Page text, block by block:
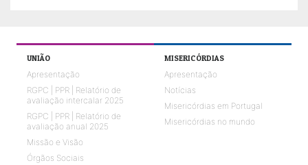
UNIÃO
Apresentação
RGPC | PPR | Relatório de
avaliação intercalar 2025
RGPC | PPR | Relatório de
avaliação anual 2025
Missão e Visão
Órgãos Sociais
MISERICÓRDIAS
Apresentação
Notícias
Misericórdias em Portugal
Misericórdias no mundo